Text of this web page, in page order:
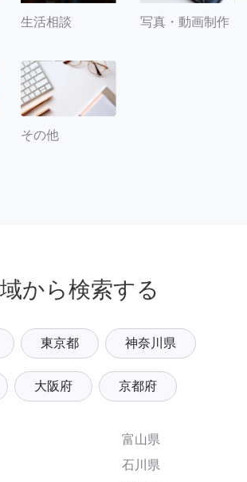
生活相談 写真・動画制作
その他
から検索する
東京都 神奈川県
大阪府 京都府
富山県
石川県